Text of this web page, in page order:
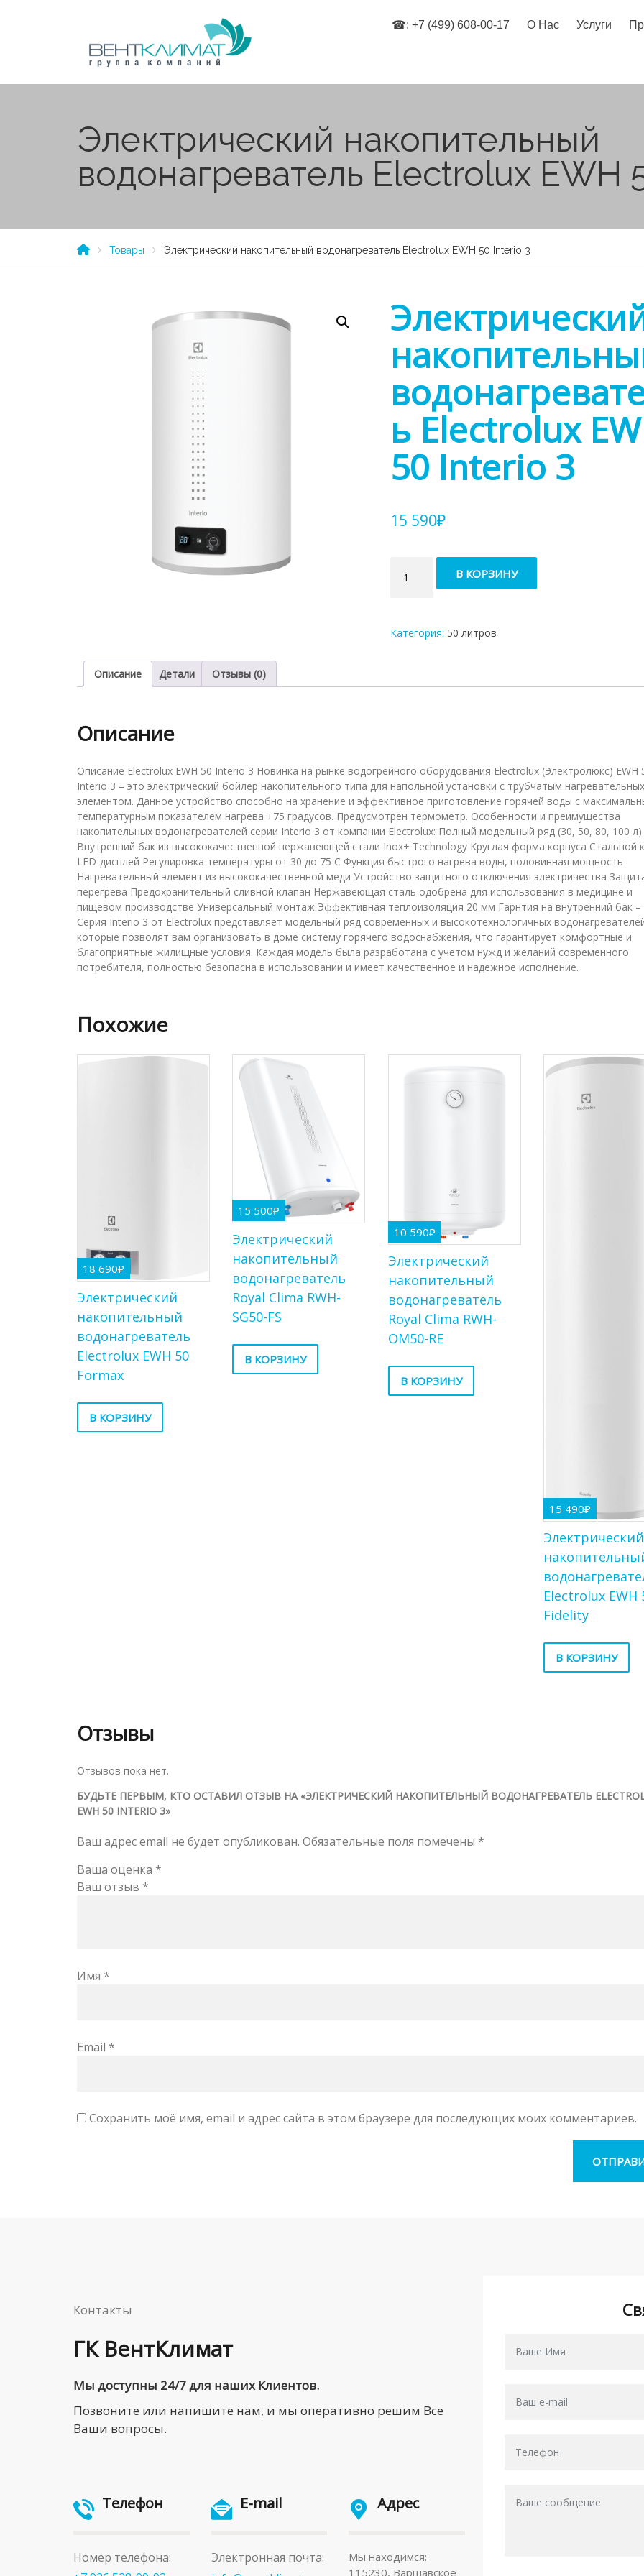
☎: +7 (499) 608-00-17 О Нас Услуги
Электрический накопительный
водонагреватель Electrolux EWH
Товары Электрический накопительный водонагреватель Electrolux EWH 50 Interio 3
ь Electrolux
50 Interio 3
15 590₽
товара
Электрический
Electrolux
Interio
В КОРЗИНУ
Категория: 50 литров
Описание Детали Отзывы (0)
Описание
Описание Electrolux EWH 50 Interio 3 Новинка на рынке водогрейного оборудования Electrolux (Электролюкс) EWH
Interio 3 – это электрический бойлер накопительного типа для напольной установки с трубчатым нагревательных
элементом. Данное устройство способно на хранение и эффективное приготовление горячей воды с
температурным показателем нагрева +75 градусов. Предусмотрен термометр. Особенности и преимущества
накопительных водонагревателей серии Interio 3 от компании Electrolux: Полный модельный ряд (30, 50, 80, 100 л)
Внутренний бак из высококачественной нержавеющей стали Inox+ Technology Круглая форма корпуса Стальной
LED-дисплей Регулировка температуры от 30 до 75 С Функция быстрого нагрева воды, половинная мощность
Нагревательный элемент из высококачественной меди Устройство защитного отключения электричества
перегрева Предохранительный сливной клапан Нержавеющая сталь одобрена для использования в медицине и
пищевом производстве Универсальный монтаж Эффективная теплоизоляция 20 мм Гарнтия на внутренний бак –
Серия Interio 3 от Electrolux представляет модельный ряд современных и высокотехнологичных
которые позволят вам организовать в доме систему горячего водоснабжения, что гарантирует комфортные и
благоприятные жилищные условия. Каждая модель была разработана с учётом нужд и желаний современного
потребителя, полностью безопасна в использовании и имеет качественное и надежное исполнение.
Похожие
18 690₽
Электрический
накопительный
водонагреватель
Electrolux EWH 50
Formax
В КОРЗИНУ
15 500₽
Электрический
накопительный
водонагреватель
Royal Clima RWH-
SG50-FS
В КОРЗИНУ
10 590₽
Электрический
накопительный
водонагреватель
Royal Clima RWH-
OM50-RE
В КОРЗИНУ
15 490₽
Электрический
Electrolux EWH
Fidelity
В КОРЗИНУ
Отзывы
Отзывов пока нет.
БУДЬТЕ ПЕРВЫМ, КТО ОСТАВИЛ ОТЗЫВ НА «ЭЛЕКТРИЧЕСКИЙ НАКОПИТЕЛЬНЫЙ ВОДОНАГРЕВАТЕЛЬ
EWH 50 INTERIO 3»
Ваш адрес email не будет опубликован. Обязательные поля помечены *
Ваша оценка *
Ваш отзыв *
Имя *
Email *
Сохранить моё имя, email и адрес сайта в этом браузере для последующих моих комментариев.
Контакты
ГК ВентКлимат
Мы доступны 24/7 для наших Клиентов.
Позвоните или напишите нам, и мы оперативно решим Все
Ваши вопросы.
Телефон
Номер телефона:
E-mail
Электронная почта:
Адрес
Мы находимся:
115230, Варшавское